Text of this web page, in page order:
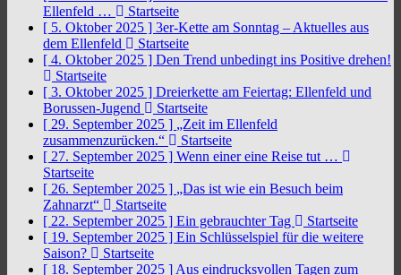
Ellenfeld …
Startseite
[ 5. Oktober 2025 ] 3er-Kette am Sonntag – Aktuelles aus
dem Ellenfeld
Startseite
[ 4. Oktober 2025 ] Den Trend unbedingt ins Positive drehen!
Startseite
[ 3. Oktober 2025 ] Dreierkette am Feiertag: Ellenfeld und
Borussen-Jugend
Startseite
[ 29. September 2025 ] „Zeit im Ellenfeld
zusammenzurücken.“
Startseite
[ 27. September 2025 ] Wenn einer eine Reise tut …
Startseite
[ 26. September 2025 ] „Das ist wie ein Besuch beim
Zahnarzt“
Startseite
[ 22. September 2025 ] Ein gebrauchter Tag
Startseite
[ 19. September 2025 ] Ein Schlüsselspiel für die weitere
Saison?
Startseite
[ 18. September 2025 ] Aus eindrucksvollen Tagen zum